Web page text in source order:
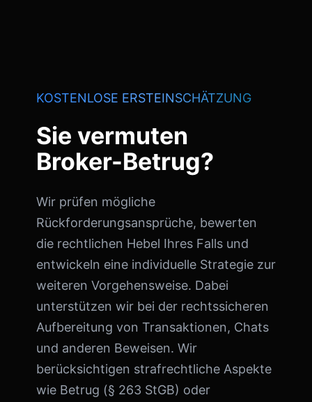
KOSTENLOSE ERSTEINSCHÄTZUNG
Sie vermuten
Broker-Betrug?
Wir prüfen mögliche
Rückforderungsansprüche, bewerten
die rechtlichen Hebel Ihres Falls und
entwickeln eine individuelle Strategie zur
weiteren Vorgehensweise. Dabei
unterstützen wir bei der rechtssicheren
Aufbereitung von Transaktionen, Chats
und anderen Beweisen. Wir
berücksichtigen strafrechtliche Aspekte
wie Betrug (§ 263 StGB) oder